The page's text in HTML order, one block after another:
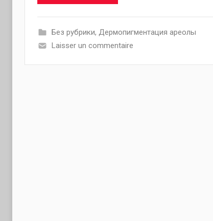
Без рубрики, Дермопигментация ареолы
Laisser un commentaire